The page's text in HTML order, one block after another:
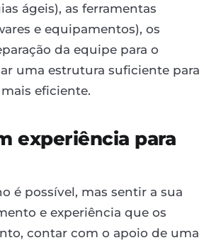
ágeis), as ferramentas
e equipamentos), os
da equipe para o
uma estrutura suficiente para
eficiente.
experiência para
é possível, mas sentir a sua
e experiência que os
contar com o apoio de uma